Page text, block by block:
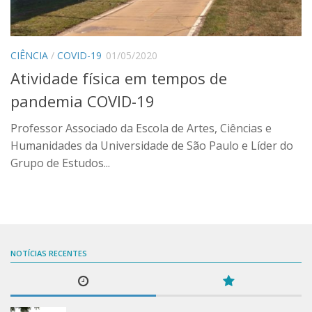
Contato
Onde estamos
Idioma:
Português
CIÊNCIA / COVID-19 01/05/2020
Atividade física em tempos de
pandemia COVID-19
Professor Associado da Escola de Artes, Ciências e
Humanidades da Universidade de São Paulo e Líder do
Grupo de Estudos...
NOTÍCIAS RECENTES